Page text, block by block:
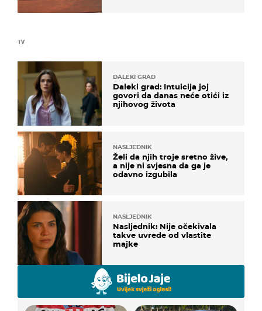
TV
DALEKI GRAD
Daleki grad: Intuicija joj
govori da danas neće otići iz
njihovog života
NASLJEDNIK
Želi da njih troje sretno žive,
a nije ni svjesna da ga je
odavno izgubila
NASLJEDNIK
Nasljednik: Nije očekivala
takve uvrede od vlastite
majke